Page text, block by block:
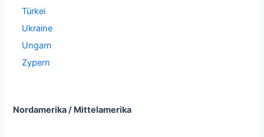
Türkei
Ukraine
Ungarn
Zypern
Nordamerika / Mittelamerika